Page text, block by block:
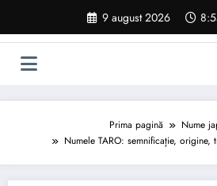
conținut
9 august 2026
Prima pagină
Nume
Numele TARO: semnificație, origine,